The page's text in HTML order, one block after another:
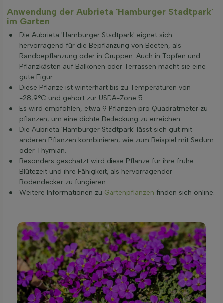
Anwendung der Aubrieta 'Hamburger Stadtpark'
im Garten
Die Aubrieta 'Hamburger Stadtpark' eignet sich
hervorragend für die Bepflanzung von Beeten, als
Randbepflanzung oder in Gruppen. Auch in Töpfen und
Pflanzkästen auf Balkonen oder Terrassen macht sie eine
gute Figur.
Diese Pflanze ist winterhart bis zu Temperaturen von
-28,9°C und gehört zur USDA-Zone 5.
Es wird empfohlen, etwa 9 Pflanzen pro Quadratmeter zu
pflanzen, um eine dichte Bedeckung zu erreichen.
Die Aubrieta 'Hamburger Stadtpark' lässt sich gut mit
anderen Pflanzen kombinieren, wie zum Beispiel mit Sedum
oder Thymian.
Besonders geschätzt wird diese Pflanze für ihre frühe
Blütezeit und ihre Fähigkeit, als hervorragender
Bodendecker zu fungieren.
Weitere Informationen zu Gartenpflanzen finden sich online.